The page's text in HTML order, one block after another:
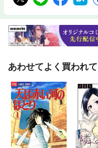
あわせてよく買われ